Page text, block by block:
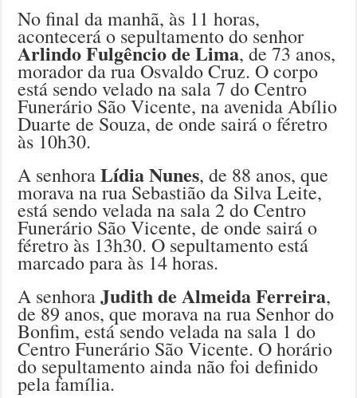
No final da manhã, às 11 horas,
acontecerá o sepultamento do senhor
Arlindo Fulgêncio de Lima, de 73 anos,
morador da rua Osvaldo Cruz. O corpo
está sendo velado na sala 7 do Centro
Funerário São Vicente, na avenida Abílio
Duarte de Souza, de onde sairá o féretro
às 10h30.
A senhoraLídia Nunes, de 88 anos, que
morava na rua Sebastião da Silva Leite,
está sendo velada na sala 2 do Centro
Funerário São Vicente, de onde sairá o
féretro às 13h30. O sepultamento está
marcado para às 14 horas.
A senhoraJudith de Almeida Ferreira,
de 89 anos, que morava na rua Senhor do
Bonfim, está sendo velada na sala 1 do
Centro Funerário São Vicente. O horário
do sepultamento ainda não foi definido
pela família.